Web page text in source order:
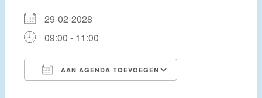
29-02-2028
09:00 - 11:00
AAN AGENDA TOEVOEGEN